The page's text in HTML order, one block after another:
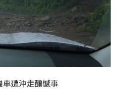
車遭沖走釀憾事